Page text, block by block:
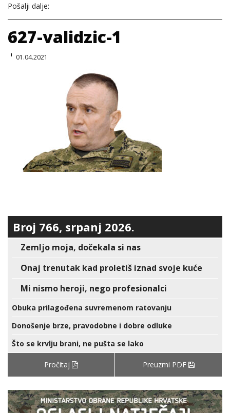
Pošalji dalje:
627-validzic-1
01.04.2021
Broj 766, srpanj 2026.
Zemljo moja, dočekala si nas
Onaj trenutak kad proletiš iznad svoje kuće
Mi nismo heroji, nego profesionalci
Obuka prilagođena suvremenom ratovanju
Donošenje brze, pravodobne i dobre odluke
Što se krvlju brani, ne pušta se lako
Pročitaj Preuzmi PDF